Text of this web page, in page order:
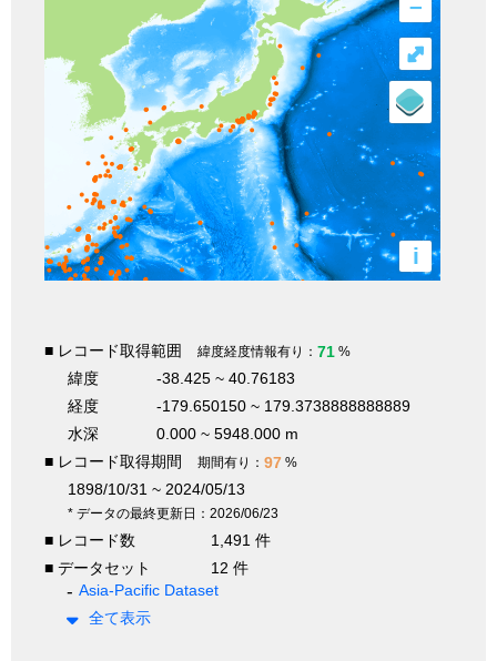
–
i
⤢
■ レコード取得範囲 緯度経度情報有り： 71 %
緯度
-38.425 ~ 40.76183
経度
-179.650150 ~ 179.3738888888889
水深
0.000 ~ 5948.000 m
■ レコード取得期間
期間有り： 97 %
1898/10/31 ~ 2024/05/13
* データの最終更新日：2026/06/23
■ レコード数
1,491 件
■ データセット
12 件
Asia-Pacific Dataset
全て表示